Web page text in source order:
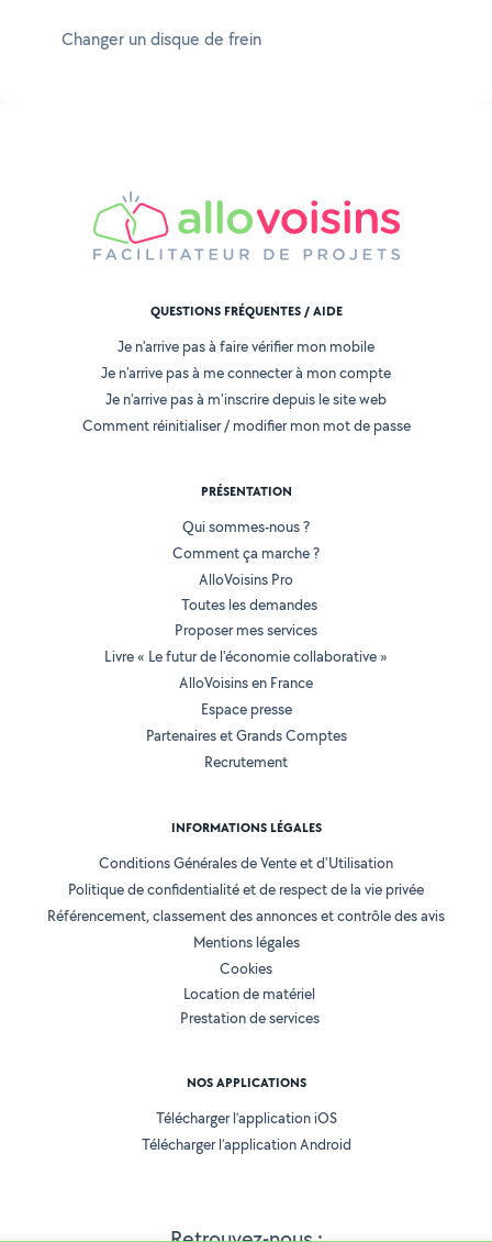
Changer un disque de frein
QUESTIONS FRÉQUENTES / AIDE
Je n'arrive pas à faire vérifier mon mobile
Je n'arrive pas à me connecter à mon compte
Je n'arrive pas à m'inscrire depuis le site web
Comment réinitialiser / modifier mon mot de passe
PRÉSENTATION
Qui sommes-nous ?
Comment ça marche ?
AlloVoisins Pro
Toutes les demandes
Proposer mes services
Livre « Le futur de l'économie collaborative »
AlloVoisins en France
Espace presse
Partenaires et Grands Comptes
Recrutement
INFORMATIONS LÉGALES
Conditions Générales de Vente et d'Utilisation
Politique de confidentialité et de respect de la vie privée
Référencement, classement des annonces et contrôle des avis
Mentions légales
Cookies
Location de matériel
Prestation de services
NOS APPLICATIONS
Télécharger l’application iOS
Télécharger l’application Android